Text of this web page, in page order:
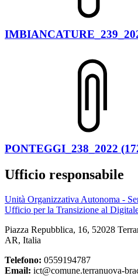
PONTEGGI_238_2022
Ufficio responsabile
Unità Organizzativa Autonoma -
Ufficio per la Transizione al
Piazza Repubblica, 16, 52028
AR, Italia
Telefono: 0559194787
Email: ict@comune.terranuova-